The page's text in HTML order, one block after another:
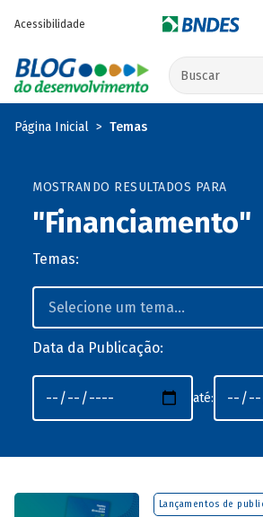
Acessibilidade
Buscar no site
Página Inicial Temas
MOSTRANDO RESULTADOS PARA
"Financiamento"
Temas:
Data da Publicação:
até:
Lançamentos de